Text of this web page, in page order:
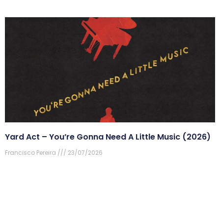
Yard Act – You’re Gonna Need A Little Music (2026)
Francisco Pereira 23/07/2026